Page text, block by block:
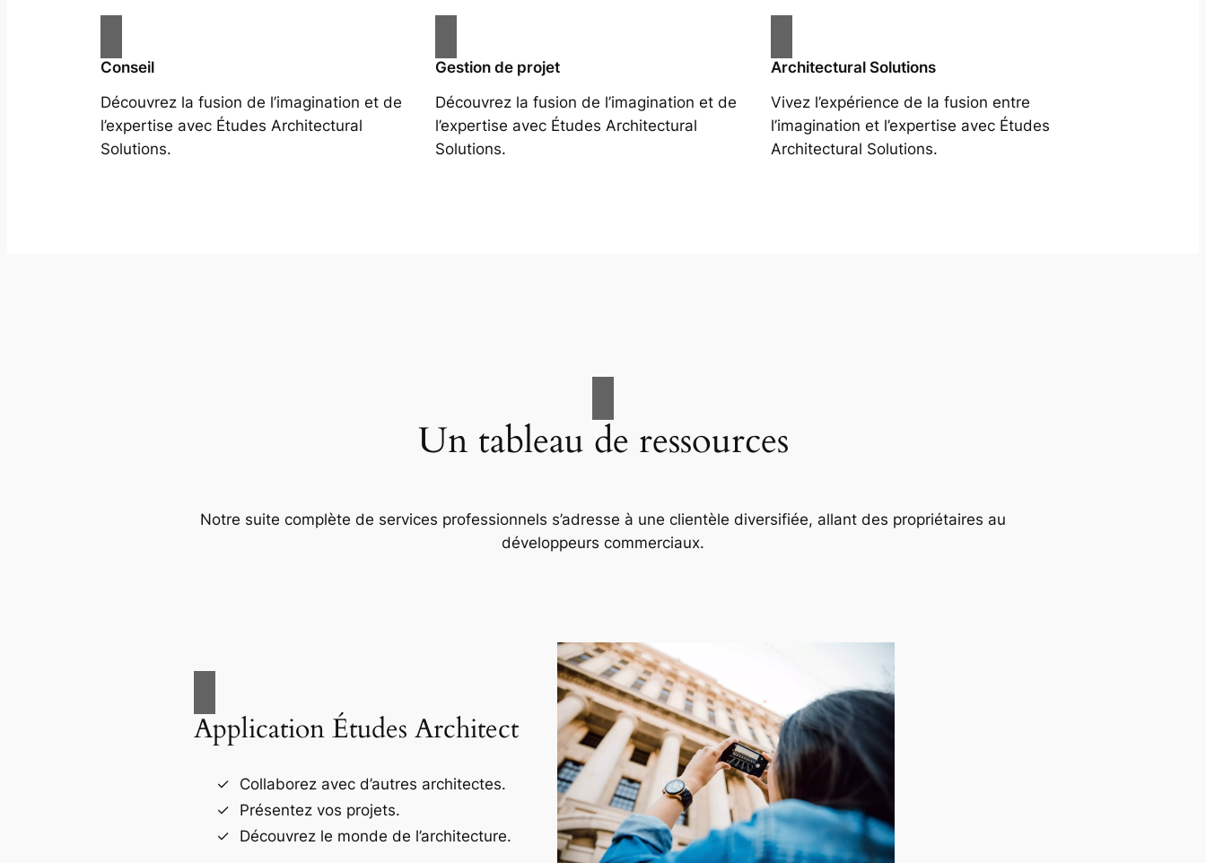
Conseil
Découvrez la fusion de l’imagination et de
l’expertise avec Études Architectural
Solutions.
Gestion de projet
Découvrez la fusion de l’imagination et de
l’expertise avec Études Architectural
Solutions.
Architectural Solutions
Vivez l’expérience de la fusion entre
l’imagination et l’expertise avec Études
Architectural Solutions.
Un tableau de ressources
Notre suite complète de services professionnels s’adresse à une clientèle diversifiée, allant des propriétaires au
développeurs commerciaux.
Application Études Architect
Collaborez avec d’autres architectes.
Présentez vos projets.
Découvrez le monde de l’architecture.